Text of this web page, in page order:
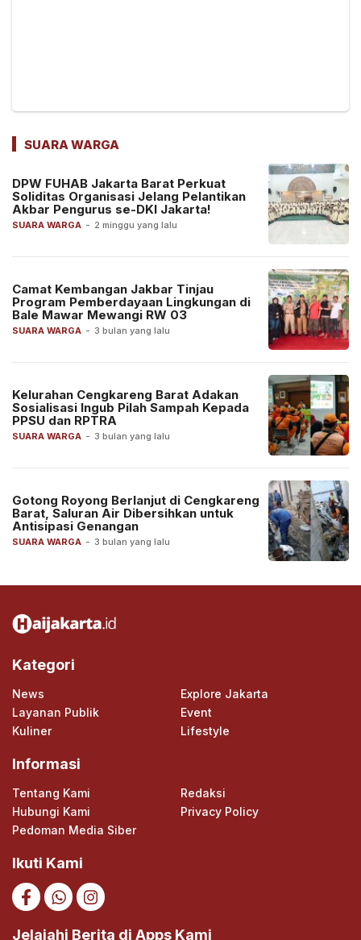
SUARA WARGA
SUARA WARGA - 2 minggu yang lalu
DPW FUHAB Jakarta Barat Perkuat
Soliditas Organisasi Jelang Pelantikan
Akbar Pengurus se-DKI Jakarta!
SUARA WARGA - 3 bulan yang lalu
Camat Kembangan Jakbar Tinjau
Program Pemberdayaan Lingkungan di
Bale Mawar Mewangi RW 03
SUARA WARGA - 3 bulan yang lalu
Kelurahan Cengkareng Barat Adakan
Sosialisasi Ingub Pilah Sampah Kepada
PPSU dan RPTRA
SUARA WARGA - 3 bulan yang lalu
Gotong Royong Berlanjut di Cengkareng
Barat, Saluran Air Dibersihkan untuk
Antisipasi Genangan
Kategori
News
Explore Jakarta
Layanan Publik
Event
Kuliner
Lifestyle
Informasi
Tentang Kami
Redaksi
Hubungi Kami
Privacy Policy
Pedoman Media Siber
Ikuti Kami
Jelajahi Berita di Apps Kami